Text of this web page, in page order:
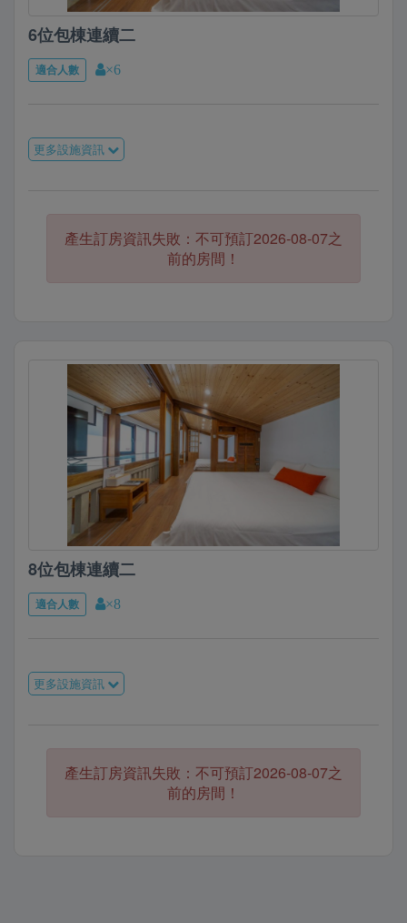
6位包棟連續二
適合人數 ×6
更多設施資訊
產生訂房資訊失敗：不可預訂2026-08-07之
前的房間！
8位包棟連續二
適合人數 ×8
更多設施資訊
產生訂房資訊失敗：不可預訂2026-08-07之
前的房間！